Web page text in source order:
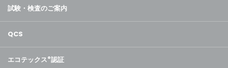
試験・検査のご案内
QCS
エコテックス®認証